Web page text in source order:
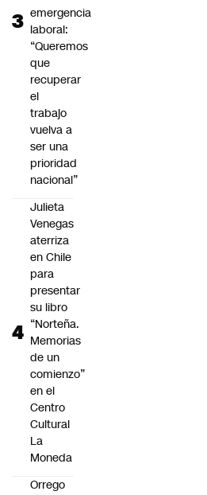
emergencia
laboral:
“Queremos
que
recuperar
el
trabajo
vuelva a
ser una
prioridad
nacional”
Julieta
Venegas
aterriza
en Chile
para
presentar
su libro
“Norteña.
Memorias
de un
comienzo”
en el
Centro
Cultural
La
Moneda
Orrego